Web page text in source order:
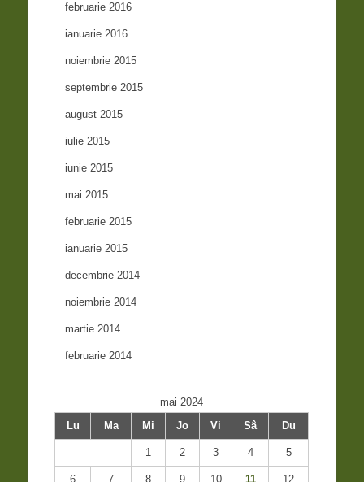
februarie 2016
ianuarie 2016
noiembrie 2015
septembrie 2015
august 2015
iulie 2015
iunie 2015
mai 2015
februarie 2015
ianuarie 2015
decembrie 2014
noiembrie 2014
martie 2014
februarie 2014
mai 2024
Lu
Ma Mi Jo Vi Sâ Du
1 2 3 4 5
6 7 8 9 10 11 12